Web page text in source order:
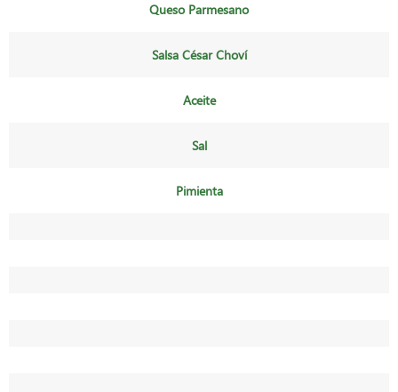
Queso Parmesano
Salsa César Choví
Aceite
Sal
Pimienta